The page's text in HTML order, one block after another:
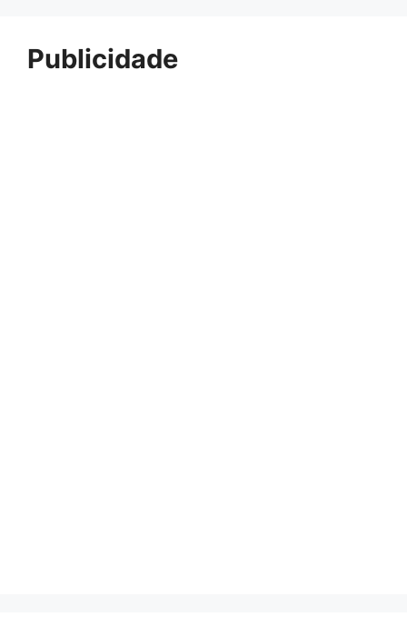
Publicidade